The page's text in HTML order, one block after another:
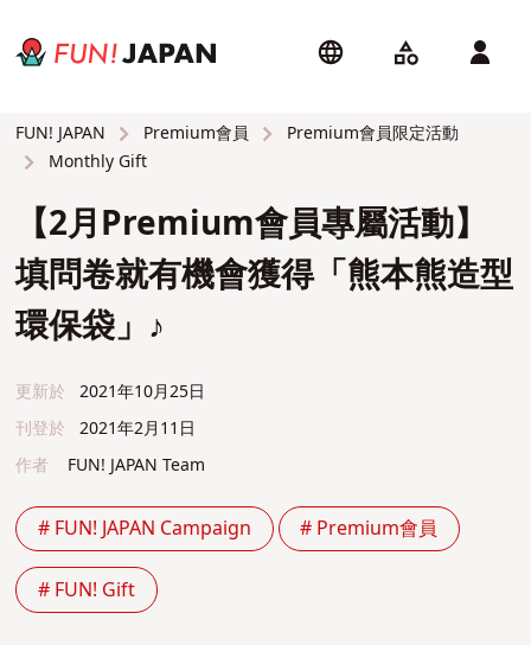
FUN! JAPAN Premium會員
Premium會員限定活動
Monthly Gift
【2月Premium會員專屬活動】
填問卷就有機會獲得「熊本熊造型
環保袋」♪
更新於
2021年10月25日
刊登於
2021年2月11日
作者
FUN! JAPAN Team
# FUN! JAPAN Campaign # Premium會員
# FUN! Gift